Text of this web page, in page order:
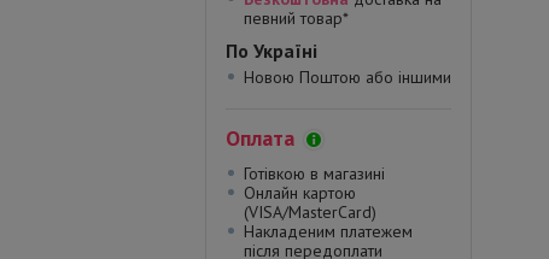
певний товар*
По Україні
Новою Поштою або іншими
Оплата
Готівкою в магазині
Онлайн картою
(VISA/MasterCard)
Накладеним платежем
після передоплати